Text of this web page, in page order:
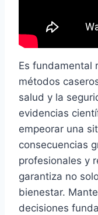
Es fundamental
métodos
salud y la
evidencias
empeorar una
consecuencias
profesionales y
garantiza no
bienestar.
decisiones